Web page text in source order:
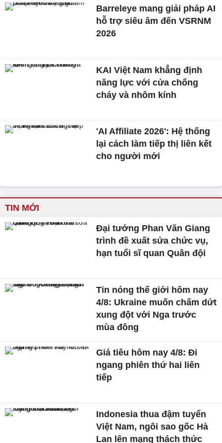
Barreleye mang giải pháp AI
hỗ trợ siêu âm đến VSRNM
2026
KAI Việt Nam khẳng định
năng lực với cửa chống
cháy và nhôm kính
'AI Affiliate 2026': Hệ thống
lại cách làm tiếp thị liên kết
cho người mới
TIN MỚI
Đại tướng Phan Văn Giang
trình đề xuất sửa chức vụ,
hạn tuổi sĩ quan Quân đội
Tin nóng thế giới hôm nay
4/8: Ukraine muốn chấm dứt
xung đột với Nga trước
mùa đông
Giá tiêu hôm nay 4/8: Đi
ngang phiên thứ hai liên
tiếp
Indonesia thua đậm tuyển
Việt Nam, ngôi sao gốc Hà
Lan lên mạng thách thức